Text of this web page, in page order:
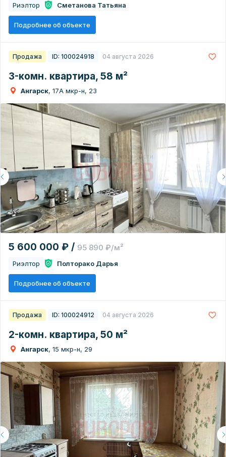
Риэлтор Сметанова Татьяна
Подробнее об объекте
Продажа ID: 100024918 04 августа 2026
3-комн. квартира, 58 м²
Ангарск, 17А мкр-н, 23
5 600 000 ₽ / 95 890 ₽/м²
Риэлтор Полторако Дарья
Подробнее об объекте
Продажа ID: 100024912 04 августа 2026
2-комн. квартира, 50 м²
Ангарск, 15 мкр-н, 29